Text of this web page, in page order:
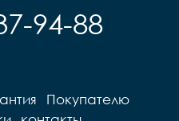
94-88
Покупателю